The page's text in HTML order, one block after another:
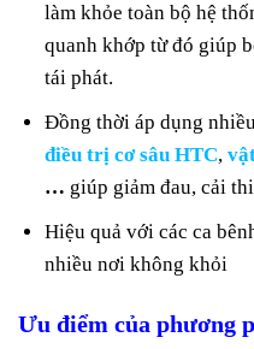
làm khỏe toàn bộ hệ
quanh khớp từ đó giúp
tái phát.
Đồng thời áp dụng
điều trị cơ sâu HTC,
… giúp giảm đau, cải
Hiệu quả với các ca
nhiều nơi không khỏi
Ưu điểm của phương